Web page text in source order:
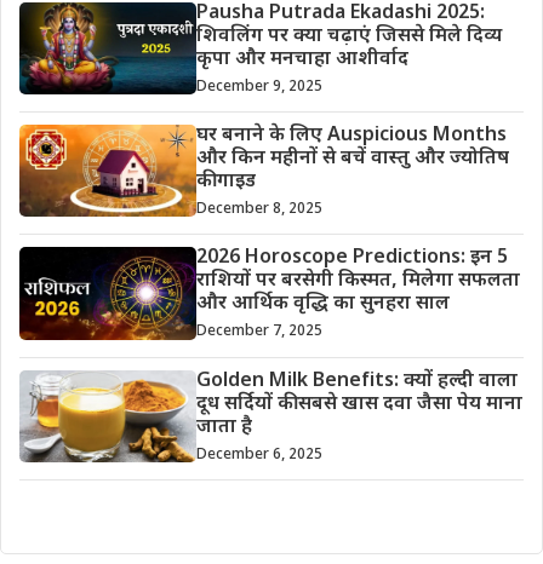
Pausha Putrada Ekadashi 2025:
शिवलिंग पर क्या चढ़ाएं जिससे मिले दिव्य
कृपा और मनचाहा आशीर्वाद
December 9, 2025
घर बनाने के लिए Auspicious Months
और किन महीनों से बचें वास्तु और ज्योतिष
की गाइड
December 8, 2025
2026 Horoscope Predictions: इन 5
राशियों पर बरसेगी किस्मत, मिलेगा सफलता
और आर्थिक वृद्धि का सुनहरा साल
December 7, 2025
Golden Milk Benefits: क्यों हल्दी वाला
दूध सर्दियों की सबसे खास दवा जैसा पेय माना
जाता है
December 6, 2025